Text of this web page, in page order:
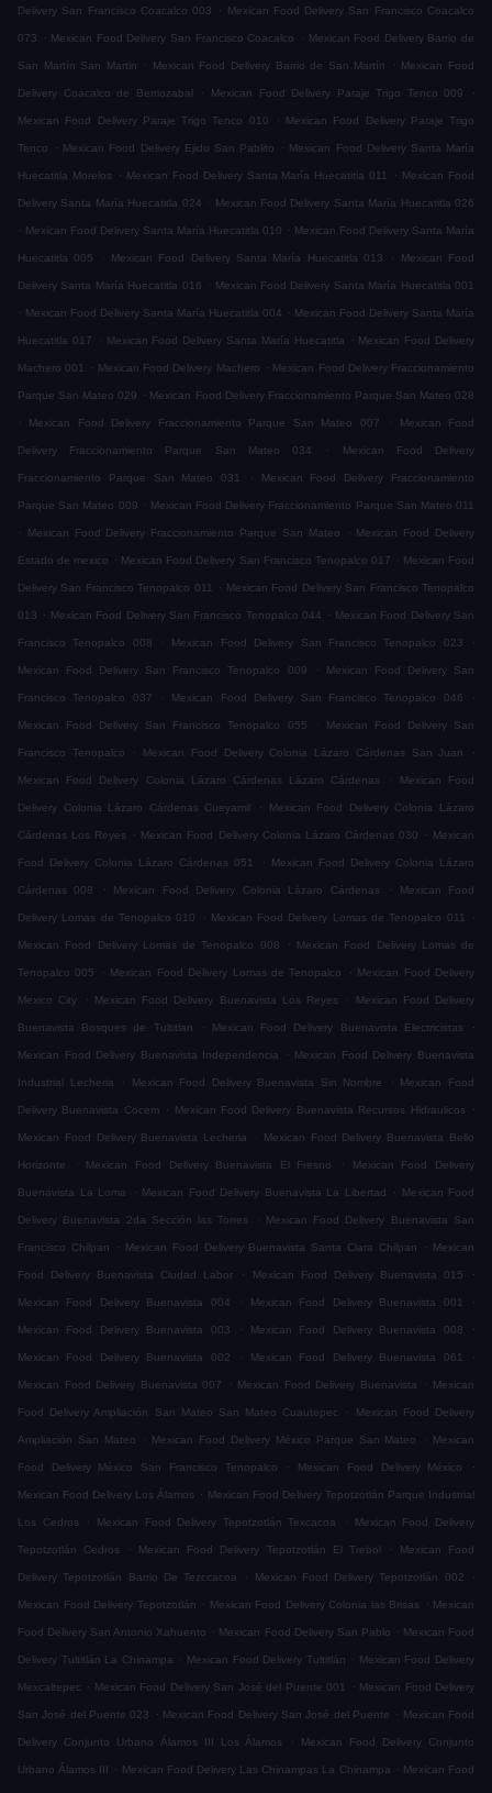
Delivery San Francisco Coacalco 003 . Mexican Food Delivery San Francisco Coacalco
073 . Mexican Food Delivery San Francisco Coacalco . Mexican Food Delivery Barrio de
San Martín San Martin . Mexican Food Delivery Barrio de San Martín . Mexican Food
Delivery Coacalco de Berriozabal . Mexican Food Delivery Paraje Trigo Tenco 009 .
Mexican Food Delivery Paraje Trigo Tenco 010 . Mexican Food Delivery Paraje Trigo
Tenco . Mexican Food Delivery Ejido San Pablito . Mexican Food Delivery Santa María
Huecatitla Morelos . Mexican Food Delivery Santa María Huecatitla 011 . Mexican Food
Delivery Santa María Huecatitla 024 . Mexican Food Delivery Santa María Huecatitla 026
. Mexican Food Delivery Santa María Huecatitla 010 . Mexican Food Delivery Santa María
Huecatitla 005 . Mexican Food Delivery Santa María Huecatitla 013 . Mexican Food
Delivery Santa María Huecatitla 016 . Mexican Food Delivery Santa María Huecatitla 001
. Mexican Food Delivery Santa María Huecatitla 004 . Mexican Food Delivery Santa María
Huecatitla 017 . Mexican Food Delivery Santa María Huecatitla . Mexican Food Delivery
Machero 001 . Mexican Food Delivery Machero . Mexican Food Delivery Fraccionamiento
Parque San Mateo 029 . Mexican Food Delivery Fraccionamiento Parque San Mateo 028
.
Mexican Food Delivery Fraccionamiento Parque San Mateo 007 . Mexican Food
Delivery Fraccionamiento Parque San Mateo 034 . Mexican Food Delivery
Fraccionamiento Parque San Mateo 031 . Mexican Food Delivery Fraccionamiento
Parque San Mateo 009 . Mexican Food Delivery Fraccionamiento Parque San Mateo 011
.
Mexican Food Delivery Fraccionamiento Parque San Mateo . Mexican Food Delivery
Estado de mexico . Mexican Food Delivery San Francisco Tenopalco 017 . Mexican Food
Delivery San Francisco Tenopalco 011 . Mexican Food Delivery San Francisco Tenopalco
013 . Mexican Food Delivery San Francisco Tenopalco 044 . Mexican Food Delivery San
Francisco Tenopalco 008 . Mexican Food Delivery San Francisco Tenopalco 023 .
Mexican Food Delivery San Francisco Tenopalco 009 . Mexican Food Delivery San
Francisco Tenopalco 037 . Mexican Food Delivery San Francisco Tenopalco 046 .
Mexican Food Delivery San Francisco Tenopalco 055 . Mexican Food Delivery San
Francisco Tenopalco . Mexican Food Delivery Colonia Lázaro Cárdenas San Juan .
Mexican Food Delivery Colonia Lázaro Cárdenas Lázaro Cárdenas . Mexican Food
Delivery Colonia Lázaro Cárdenas Cueyamil . Mexican Food Delivery Colonia Lázaro
Cárdenas Los Reyes . Mexican Food Delivery Colonia Lázaro Cárdenas 030 . Mexican
Food Delivery Colonia Lázaro Cárdenas 051 . Mexican Food Delivery Colonia Lázaro
Cárdenas 008 . Mexican Food Delivery Colonia Lázaro Cárdenas . Mexican Food
Delivery Lomas de Tenopalco 010 . Mexican Food Delivery Lomas de Tenopalco 011 .
Mexican Food Delivery Lomas de Tenopalco 008 . Mexican Food Delivery Lomas de
Tenopalco 005 . Mexican Food Delivery Lomas de Tenopalco . Mexican Food Delivery
Mexico City . Mexican Food Delivery Buenavista Los Reyes . Mexican Food Delivery
Buenavista Bosques de Tultitlan . Mexican Food Delivery Buenavista Electricistas .
Mexican Food Delivery Buenavista Independencia . Mexican Food Delivery Buenavista
Industrial Lecheria . Mexican Food Delivery Buenavista Sin Nombre . Mexican Food
Delivery Buenavista Cocem . Mexican Food Delivery Buenavista Recursos Hidraulicos .
Mexican Food Delivery Buenavista Lecheria . Mexican Food Delivery Buenavista Bello
Horizonte . Mexican Food Delivery Buenavista El Fresno . Mexican Food Delivery
Buenavista La Loma . Mexican Food Delivery Buenavista La Libertad . Mexican Food
Delivery Buenavista 2da Sección las Torres . Mexican Food Delivery Buenavista San
Francisco Chilpan . Mexican Food Delivery Buenavista Santa Clara Chilpan . Mexican
Food Delivery Buenavista Ciudad Labor . Mexican Food Delivery Buenavista 015 .
Mexican Food Delivery Buenavista 004 . Mexican Food Delivery Buenavista 001 .
Mexican Food Delivery Buenavista 003 . Mexican Food Delivery Buenavista 008 .
Mexican Food Delivery Buenavista 002 . Mexican Food Delivery Buenavista 061 .
Mexican Food Delivery Buenavista 007 . Mexican Food Delivery Buenavista . Mexican
Food Delivery Ampliación San Mateo San Mateo Cuautepec . Mexican Food Delivery
Ampliación San Mateo . Mexican Food Delivery México Parque San Mateo . Mexican
Food Delivery México San Francisco Tenopalco . Mexican Food Delivery México .
Mexican Food Delivery Los Álamos . Mexican Food Delivery Tepotzotlán Parque Industrial
Los Cedros . Mexican Food Delivery Tepotzotlán Texcacoa . Mexican Food Delivery
Tepotzotlán Cedros . Mexican Food Delivery Tepotzotlán El Trebol . Mexican Food
Delivery Tepotzotlán Barrio De Tezccacoa . Mexican Food Delivery Tepotzotlán 002 .
Mexican Food Delivery Tepotzotlán . Mexican Food Delivery Colonia las Brisas . Mexican
Food Delivery San Antonio Xahuento . Mexican Food Delivery San Pablo . Mexican Food
Delivery Tultitlán La Chinampa . Mexican Food Delivery Tultitlán . Mexican Food Delivery
Mexcaltepec . Mexican Food Delivery San José del Puente 001 . Mexican Food Delivery
San José del Puente 023 . Mexican Food Delivery San José del Puente . Mexican Food
Delivery Conjunto Urbano Álamos III Los Álamos . Mexican Food Delivery Conjunto
Urbano Álamos III . Mexican Food Delivery Las Chinampas La Chinampa . Mexican Food